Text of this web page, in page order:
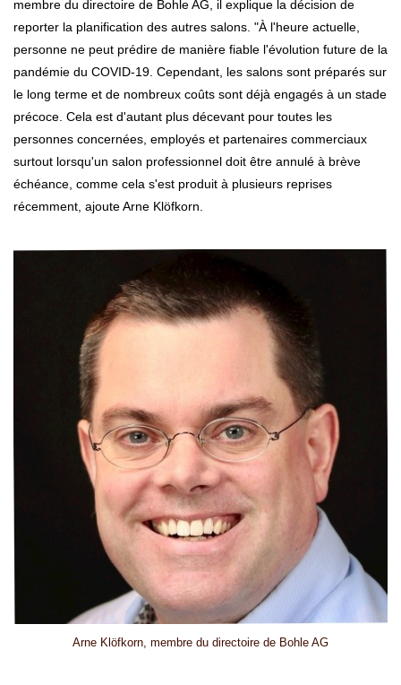
membre du directoire de Bohle AG, il explique la décision de
reporter la planification des autres salons. "À l'heure actuelle,
personne ne peut prédire de manière fiable l'évolution future de la
pandémie du COVID-19. Cependant, les salons sont préparés sur
le long terme et de nombreux coûts sont déjà engagés à un stade
précoce. Cela est d'autant plus décevant pour toutes les
personnes concernées, employés et partenaires commerciaux
surtout lorsqu'un salon professionnel doit être annulé à brève
échéance, comme cela s'est produit à plusieurs reprises
récemment, ajoute Arne Klöfkorn.
Arne Klöfkorn, membre du directoire de Bohle AG